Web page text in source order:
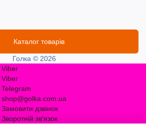
Каталог товарів
Голка © 2026
Viber
Viber
Telegram
shop@golka.com.ua
Замовити дзвінок
Зворотній зв'язок